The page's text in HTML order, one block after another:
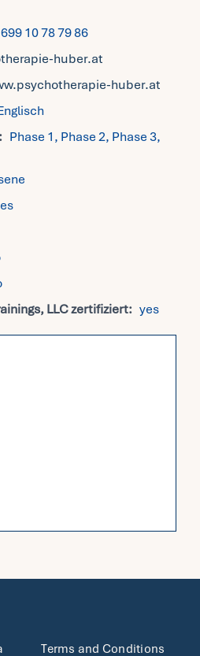
10 78 79 86
huber.at
huber.at
Phase 1, Phase 2, Phase 3,
LLC zertifiziert: yes
Terms and Conditions